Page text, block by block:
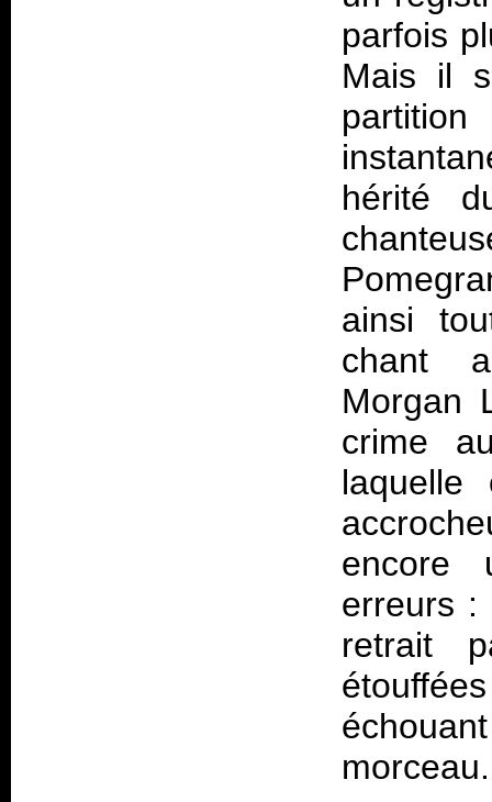
parfois
Mais il
hérité
ainsi
chant
Morgan
crime
laquelle
encore
erreurs :
retrait
morceau.